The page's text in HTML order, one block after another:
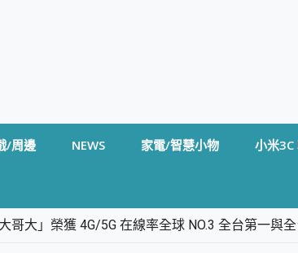
/周邊 NEWS 家電/智慧小物 小米3C
哥大」榮獲 4G/5G 在線率全球 NO.3 全台第一與